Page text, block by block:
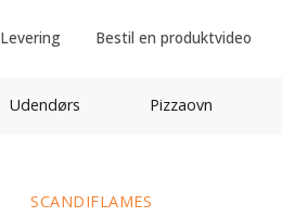
Levering Bestil en produktvideo
Udendørs Pizzaovn
SCANDIFLAMES